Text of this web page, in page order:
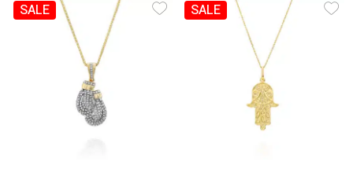
Add Wishlist
SALE
Add Wishlist
SALE